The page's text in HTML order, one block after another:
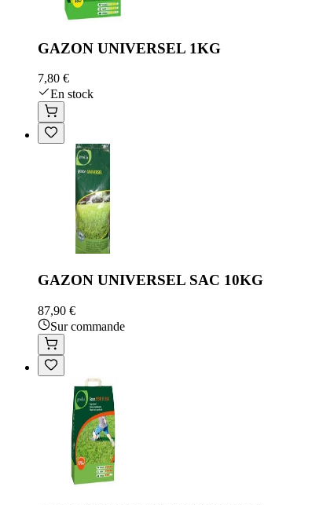
GAZON UNIVERSEL 1KG
7,80 €
En stock
GAZON UNIVERSEL SAC 10KG
87,90 €
Sur commande